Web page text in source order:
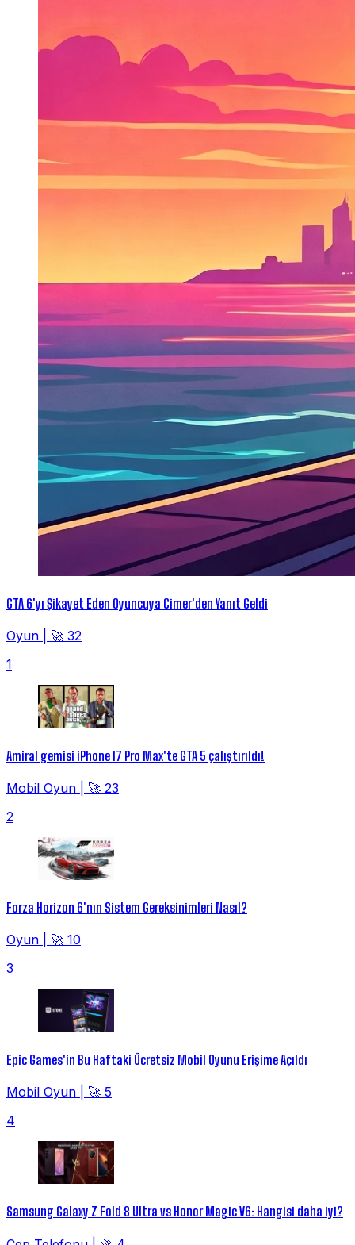
GTA 6'yı Şikayet Eden Oyuncuya Cimer'den Yanıt Geldi
Oyun
🚀 32
1
Amiral gemisi iPhone 17 Pro Max'te GTA 5 çalıştırıldı!
Mobil Oyun
🚀 23
2
Forza Horizon 6'nın Sistem Gereksinimleri Nasıl?
Oyun
🚀 10
3
Epic Games'in Bu Haftaki Ücretsiz Mobil Oyunu Erişime Açıldı
Mobil Oyun
🚀 5
4
Samsung Galaxy Z Fold 8 Ultra vs Honor Magic V6: Hangisi daha iyi?